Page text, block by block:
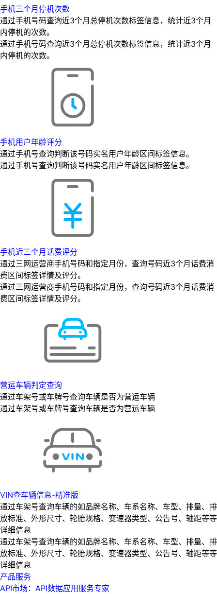
手机三个月停机次数
通过手机号码查询近3个月总停机次数标签信息，统计近3个月
内停机的次数。
通过手机号码查询近3个月总停机次数标签信息，统计近3个月
内停机的次数。
手机用户年龄评分
通过手机号查询判断该号码实名用户年龄区间标签信息。
通过手机号查询判断该号码实名用户年龄区间标签信息。
手机近三个月话费评分
通过三网运营商手机号码和指定月份，查询号码近3个月话费消
费区间标签详情及评分。
通过三网运营商手机号码和指定月份，查询号码近3个月话费消
费区间标签详情及评分。
营运车辆判定查询
通过车架号或车牌号查询车辆是否为营运车辆
通过车架号或车牌号查询车辆是否为营运车辆
VIN查车辆信息-精准版
通过车架号查询车辆的如品牌名称、车系名称、车型、排量、排
放标准、外形尺寸、轮胎规格、变速器类型、公告号、轴距等等
详细信息
通过车架号查询车辆的如品牌名称、车系名称、车型、排量、排
放标准、外形尺寸、轮胎规格、变速器类型、公告号、轴距等等
详细信息
产品服务
API市场：API数据应用服务专家